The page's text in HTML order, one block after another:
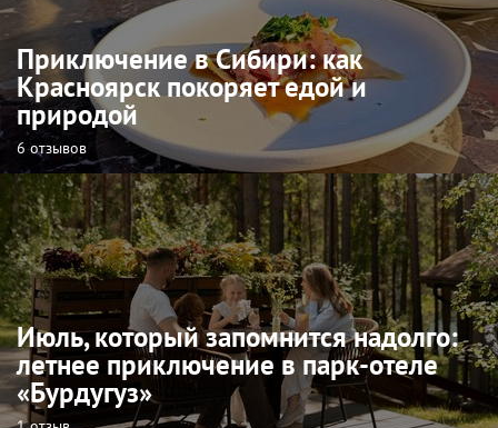
Приключение в Сибири: как
Красноярск покоряет едой и
природой
6 отзывов
Июль, который запомнится надолго:
летнее приключение в парк-отеле
«Бурдугуз»